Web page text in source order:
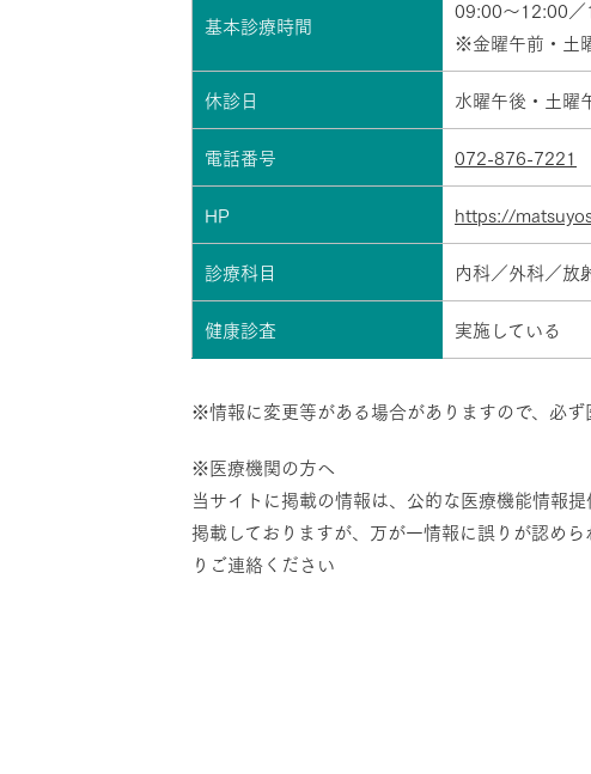
基本診療時間
09:00～12:00
※金曜午前・土
休診日
水曜午後・土曜
電話番号
072-876-7221
HP
https://
診療科目
内科／外科／放
健康診査
実施している
※情報に変更等がある場合がありますので、必
※医療機関の方へ
当サイトに掲載の情報は、公的な医療機能情報
掲載しておりますが、万が一情報に誤りが認め
りご連絡ください